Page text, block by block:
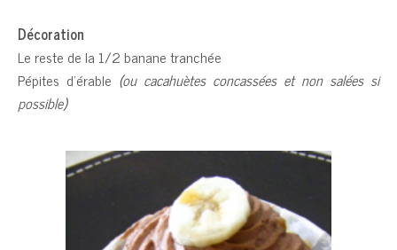
Décoration
Le reste de la 1/2 banane tranchée
Pépites d’érable (ou cacahuètes concassées et non salées si
possible)